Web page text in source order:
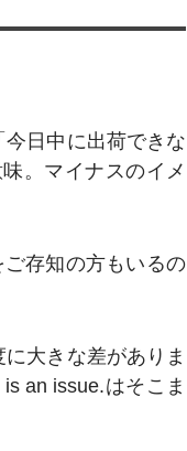
日中に出荷できな
。マイナスのイメ
存知の方もいるの
大きな差がありま
an issue.はそこま